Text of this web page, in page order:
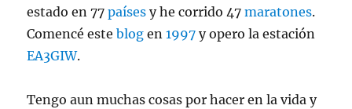
estado en 77países y he corrido 47maratones.
Comencé esteblog en1997 y opero la estación
EA3GIW.
Tengo aun muchas cosas por hacer en la vida y